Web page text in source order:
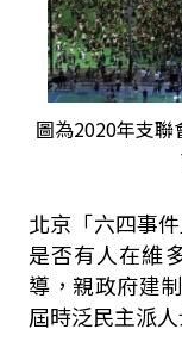
圖為2020年支聯
北京「六四事
是否有人在維
導，親政府建
屆時泛民主派